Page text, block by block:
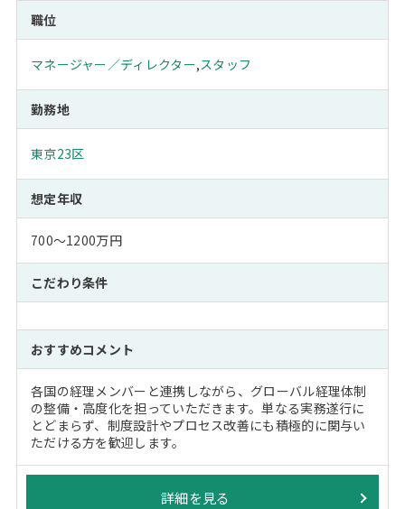
職位
マネージャー／ディレクター,スタッフ
勤務地
東京23区
想定年収
700～1200万円
こだわり条件
おすすめコメント
各国の経理メンバーと連携しながら、グローバル経理体制
の整備・高度化を担っていただきます。単なる実務遂行に
とどまらず、制度設計やプロセス改善にも積極的に関与い
ただける方を歓迎します。
詳細を見る